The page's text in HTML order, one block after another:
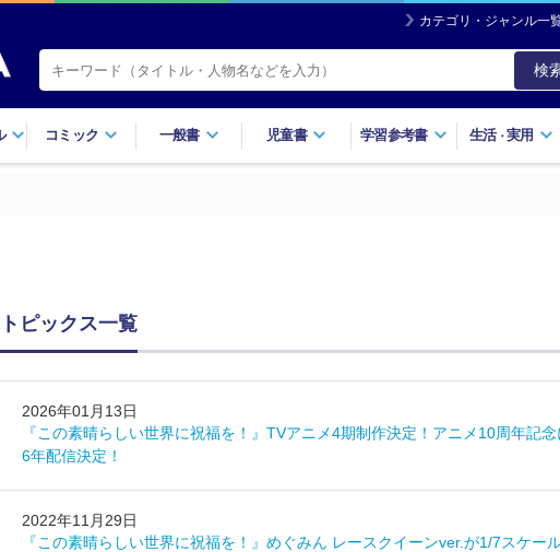
カテゴリ・ジャンル一
検
コミック 一般書 児童書 学習参考書 生活・実用
トピックス一覧
2026年01月13日
『この素晴らしい世界に祝福を！』TVアニメ4期制作決定！アニメ10周年
6年配信決定！
2022年11月29日
『この素晴らしい世界に祝福を！』めぐみん レースクイーンver.が1/7スケ